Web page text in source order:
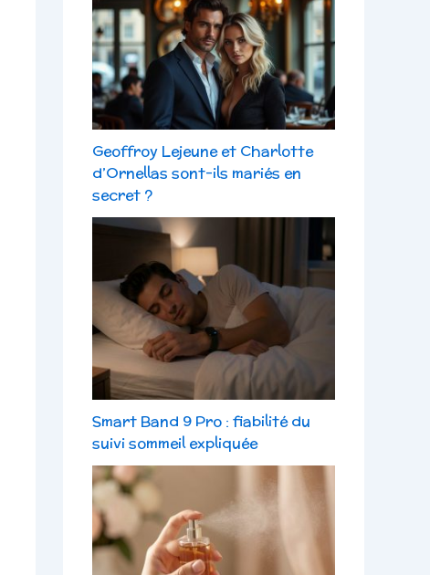
Geoffroy Lejeune et Charlotte
d’Ornellas sont-ils mariés en
secret ?
Smart Band 9 Pro : fiabilité du
suivi sommeil expliquée